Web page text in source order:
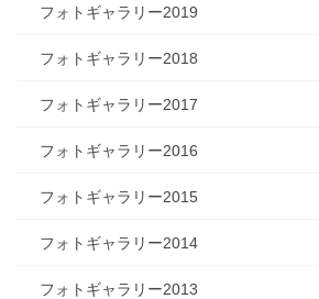
フォトギャラリー2019
フォトギャラリー2018
フォトギャラリー2017
フォトギャラリー2016
フォトギャラリー2015
フォトギャラリー2014
フォトギャラリー2013